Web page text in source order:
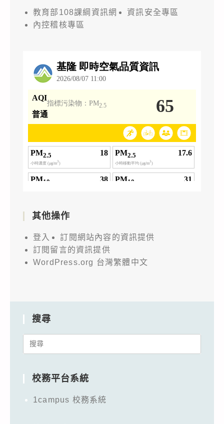
教育部108課綱資訊網
資訊安全專區
內控稽核專區
其他操作
登入
訂閱網站內容的資訊提供
訂閱留言的資訊提供
WordPress.org 台灣繁體中文
搜尋
Search
校務平台系統
1campus 校務系統